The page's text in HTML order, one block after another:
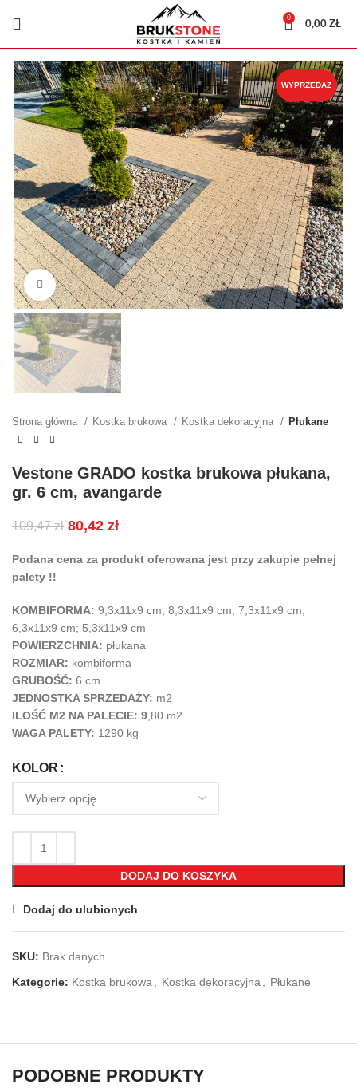
0
0,00ZŁ
WYPRZEDAŻ
Kliknij, aby powiększyć
Strona główna Kostka brukowa Kostka dekoracyjna Płukane
Vestone GRADO kostka brukowa płukana,
gr. 6 cm, avangarde
109,47zł 80,42 zł
Podana cena za produkt oferowana jest przy zakupie pełnej
palety !!
KOMBIFORMA: 9,3x11x9 cm; 8,3x11x9 cm; 7,3x11x9 cm;
6,3x11x9 cm; 5,3x11x9 cm
POWIERZCHNIA: płukana
ROZMIAR: kombiforma
GRUBOŚĆ: 6 cm
JEDNOSTKA SPRZEDAŻY: m2
ILOŚĆ M2 NA PALECIE: 9,80 m2
WAGA PALETY: 1290 kg
KOLOR
DODAJ DO KOSZYKA
Dodaj do ulubionych
SKU: Brak danych
Kategorie: Kostka brukowa, Kostka dekoracyjna, Płukane
PODOBNE PRODUKTY